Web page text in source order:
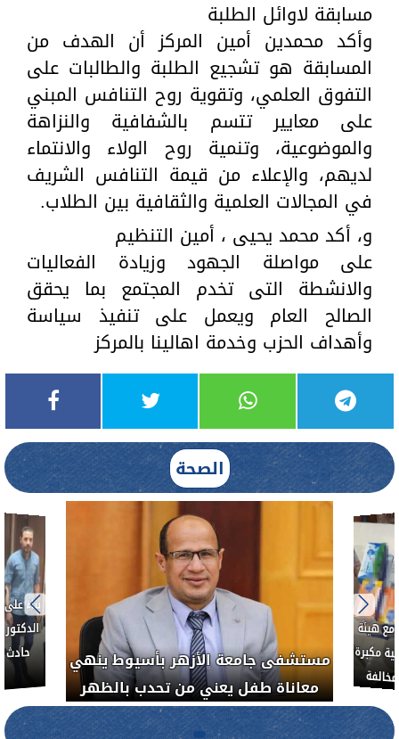
مسابقة لاوائل الطلبة
وأكد محمدين أمين المركز أن الهدف من
المسابقة هو تشجيع الطلبة والطالبات على
التفوق العلمي، وتقوية روح التنافس المبني
على معايير تتسم بالشفافية والنزاهة
والموضوعية، وتنمية روح الولاء والانتماء
لديهم، والإعلاء من قيمة التنافس الشريف
في المجالات العلمية والثقافية بين الطلاب.
و، أكد محمد يحيى ، أمين التنظيم
على مواصلة الجهود وزيادة الفعاليات
والانشطة التى تخدم المجتمع بما يحقق
الصالح العام ويعمل على تنفيذ سياسة
وأهداف الحزب وخدمة اهالينا بالمركز
الصحة
بناءً
حادث
مستشفى جامعة الأزهر بأسيوط ينهي
معاناة طفل يعني من تحدب بالظهر
هيئة
مكبرة